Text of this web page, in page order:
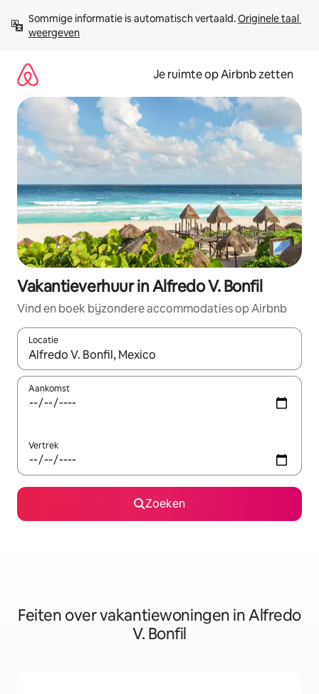
direct
naar
Sommige informatie is automatisch vertaald. Originele taal
weergeven
Je ruimte op Airbnb zetten
Vakantieverhuur in Alfredo V. Bonfil
Vind en boek bijzondere accommodaties op Airbnb
Locatie
Wanneer er suggesties beschikbaar zijn, maak je een keuze
Aankomst
Vertrek
Zoeken
Feiten over vakantiewoningen in Alfredo
V. Bonfil